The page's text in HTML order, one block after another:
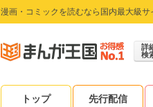
漫画・コミックを読むなら国内最大級サ
詳
検
トップ 先行配信